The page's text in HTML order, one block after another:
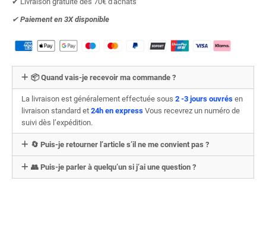
✔︎ Paiement en 3X disponible
📦 Quand vais-je recevoir ma commande ?
La livraison est généralement effectuée sous 2 -3 jours ouvrés en
livraison standard et 24h en express Vous recevrez un numéro de
suivi dès l’expédition.
🔄 Puis-je retourner l’article s’il ne me convient pas ?
👥 Puis-je parler à quelqu’un si j’ai une question ?